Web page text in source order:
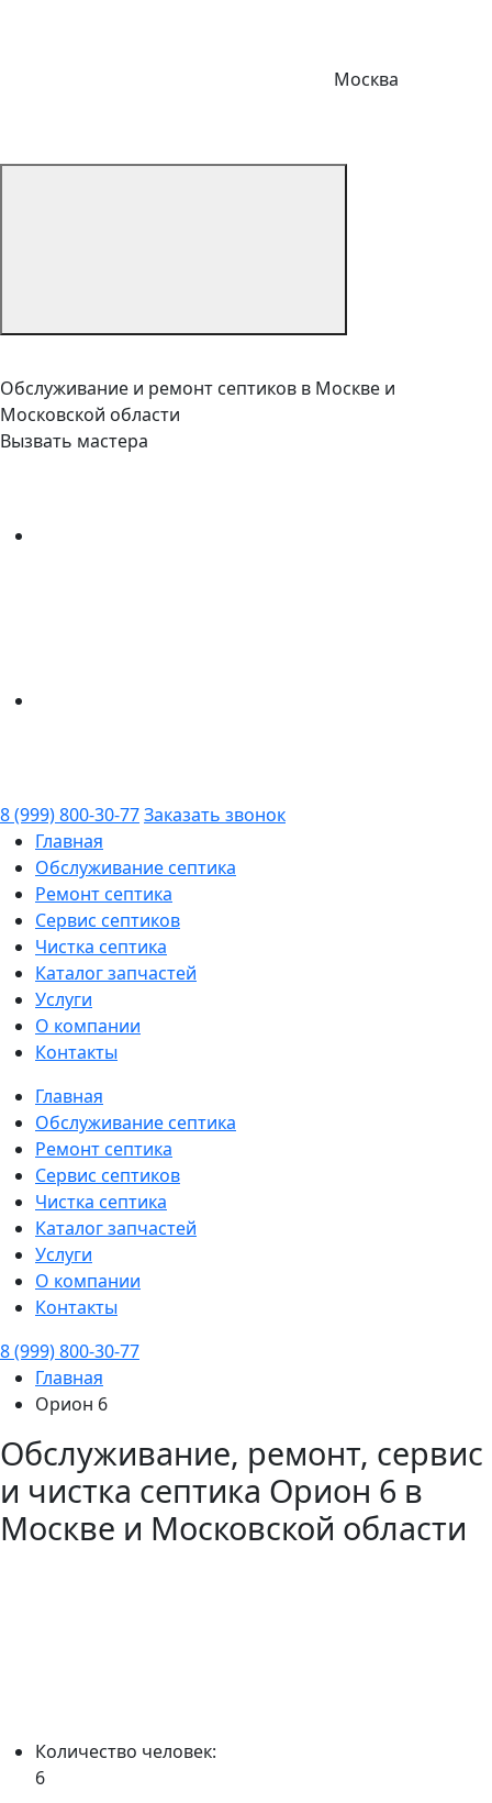
Москва
Обслуживание и ремонт септиков в Москве и
Московской области
Вызвать мастера
8 (999) 800-30-77Заказать звонок
Главная
Обслуживание септика
Ремонт септика
Сервис септиков
Чистка септика
Каталог запчастей
Услуги
О компании
Контакты
Главная
Обслуживание септика
Ремонт септика
Сервис септиков
Чистка септика
Каталог запчастей
Услуги
О компании
Контакты
8 (999) 800-30-77
Главная
Орион 6
Обслуживание, ремонт, сервис
и чистка септика Орион 6 в
Москве и Московской области
Количество человек:
6